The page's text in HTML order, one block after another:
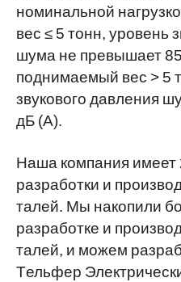
номинальной
вес ≤ 5 тонн, уровень
шума не превышает 85
поднимаемый вес > 5
звукового давления
дБ (A).
Наша компания
разработки и
талей. Мы накопили
разработке и
талей, и можем
Tельфер